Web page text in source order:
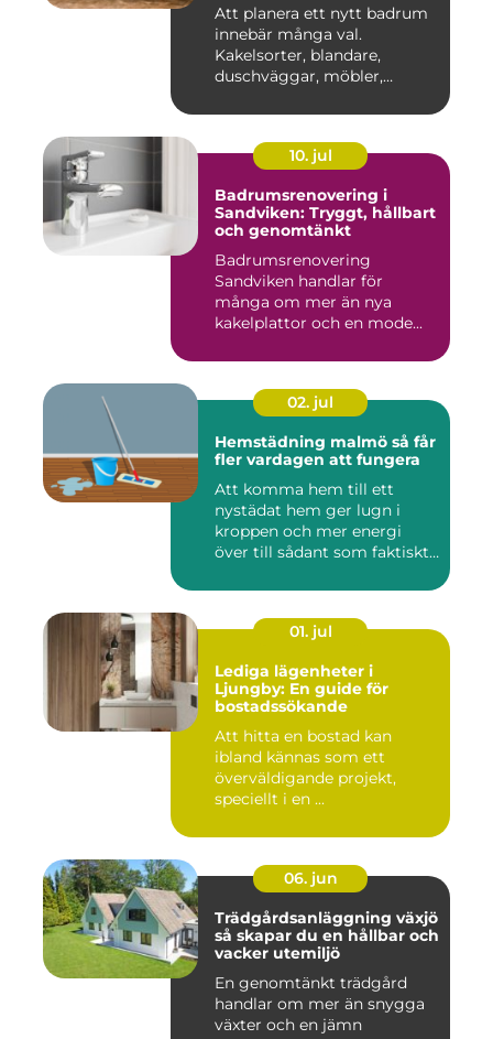
Att planera ett nytt badrum
innebär många val.
Kakelsorter, blandare,
duschväggar, möbler,
10. jul
Badrumsrenovering i
Sandviken: Tryggt, hållbart
och genomtänkt
Badrumsrenovering
Sandviken handlar för
många om mer än nya
kakelplattor och en mode...
02. jul
Hemstädning malmö så får
fler vardagen att fungera
Att komma hem till ett
nystädat hem ger lugn i
kroppen och mer energi
över till sådant som faktiskt
01. jul
Lediga lägenheter i
Ljungby: En guide för
bostadssökande
Att hitta en bostad kan
ibland kännas som ett
överväldigande projekt,
speciellt i en ...
06. jun
Trädgårdsanläggning växjö
så skapar du en hållbar och
vacker utemiljö
En genomtänkt trädgård
handlar om mer än snygga
växter och en jämn